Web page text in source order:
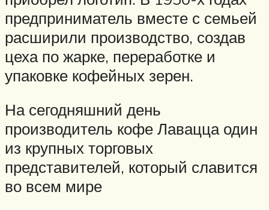
предприниматель вместе с семьей
расширили производство, создав
цеха по жарке, переработке и
упаковке кофейных зерен.
На сегодняшний день
производитель кофе Лавацца один
из крупных торговых
представителей, который славится
во всем мире